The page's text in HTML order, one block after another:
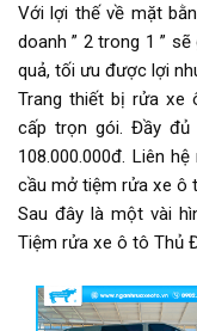
Với lợi thế về mặt
doanh ” 2 trong 1 ”
quả, tối ưu được lợi
Trang thiết bị rửa xe
cấp trọn gói. Đầy
108.000.000đ. Liên
cầu mở tiệm rửa xe ô
Sau đây là một vài
Tiệm rửa xe ô tô Thủ